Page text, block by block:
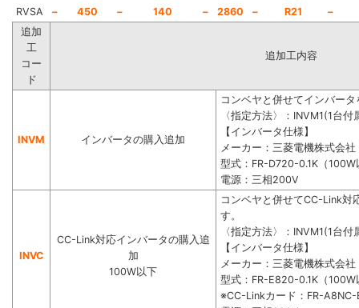
RVSA
− 450 − 140 − 2860 − R21
−
追加
工
コー
ド
追加工内容
INVM インバータの購入追加
コンベヤと併せてインバー
〈指定方法〉：INVM1(1台
【インバータ仕様】
メーカー：三菱電機株式会社
型式：FR-D720-0.1K（100W
電源：三相200V
INVC
CC-Link対応インバータの購入追
加
100W以下
コンベヤと併せてCC-Link対
す。
〈指定方法〉：INVM1(1台
【インバータ仕様】
メーカー：三菱電機株式会社
型式：FR-E820-0.1K（100W
※CC-Linkカード：FR-A8NC-